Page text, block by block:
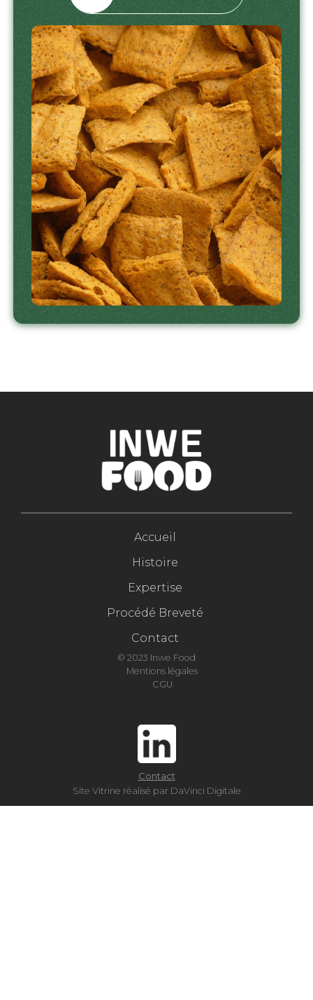
Accueil
Histoire
Expertise
Procédé Breveté
Contact
© 2023 Inwe Food
Mentions légales
CGU
Site Vitrine réalisé par DaVinci Digitale
Contact